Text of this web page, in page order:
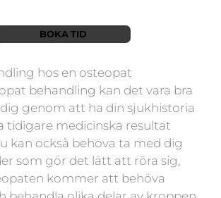
BOKA TID
hos en osteopat
behandling kan det vara bra
genom att ha din sjukhistoria
tidigare medicinska resultat
kan också behöva ta med dig
som gör det lätt att röra sig,
kommer att behöva